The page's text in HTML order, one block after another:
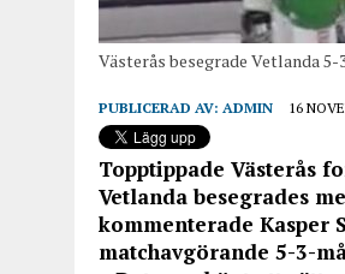
Västerås besegrade Vetlanda 5-
PUBLICERAD AV: ADMIN 16
Topptippade Västerås
Vetlanda besegrades
kommenterade Kasper
matchavgörande 5-3-